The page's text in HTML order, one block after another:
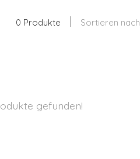
0 Produkte Sortieren nach
gefunden!